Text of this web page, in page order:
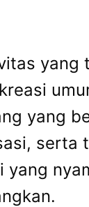
yang
yang
serta
yang